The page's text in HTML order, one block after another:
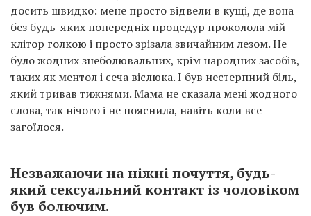
досить швидко: мене просто відвели в кущі, де вона
без будь-яких попередніх процедур проколола мій
клітор голкою і просто зрізала звичайним лезом. Не
було жодних знеболювальних, крім народних засобів,
таких як ментол і сеча віслюка. І був нестерпний біль,
який тривав тижнями. Мама не сказала мені жодного
слова, так нічого і не пояснила, навіть коли все
загоїлося.
Незважаючи на ніжні почуття, будь-
який сексуальний контакт із чоловіком
був болючим.